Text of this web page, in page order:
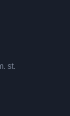
st.